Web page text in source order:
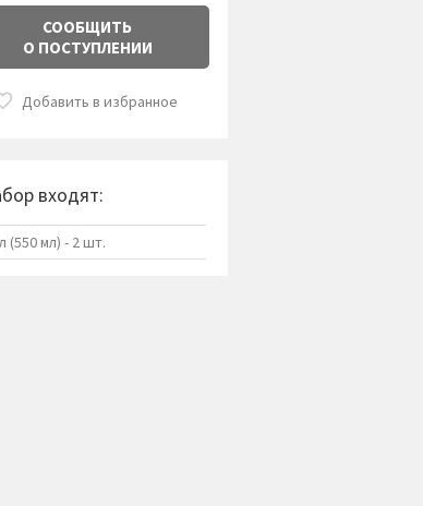
СООБЩИТЬ
О ПОСТУПЛЕНИИ
Добавить в избранное
входят:
(550 мл) - 2 шт.